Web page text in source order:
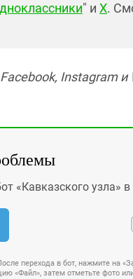
" и X.
Instagram
«Кавказского узла» в
перехода в бот, нажмите на
«Файл», затем отметьте фото